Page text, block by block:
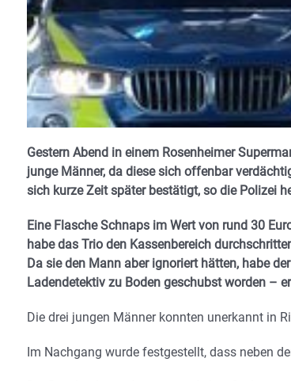
Gestern Abend in einem Rosenheimer
junge Männer, da diese sich offenbar
sich kurze Zeit später bestätigt, so die Polizei
Eine Flasche Schnaps im Wert von rund 30
habe das Trio den Kassenbereich
Da sie den Mann aber ignoriert hätten, habe
Ladendetektiv zu Boden geschubst worden –
Die drei jungen Männer konnten unerkannt in
Im Nachgang wurde festgestellt, dass neben